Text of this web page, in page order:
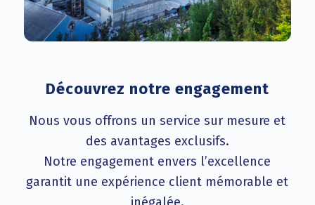
Découvrez notre engagement
Nous vous offrons un service sur mesure et
des avantages exclusifs.
Notre engagement envers l’excellence
garantit une expérience client mémorable et